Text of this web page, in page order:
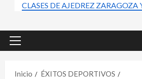
CLASES DE AJEDREZ
Menú
Inicio
ÉXITOS DEPORTIVOS